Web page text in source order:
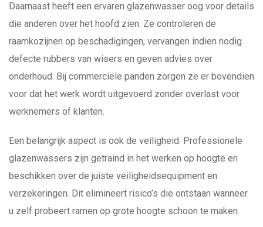
Daarnaast heeft een ervaren glazenwasser oog voor details
die anderen over het hoofd zien. Ze controleren de
raamkozijnen op beschadigingen, vervangen indien nodig
defecte rubbers van wisers en geven advies over
onderhoud. Bij commerciële panden zorgen ze er bovendien
voor dat het werk wordt uitgevoerd zonder overlast voor
werknemers of klanten.
Een belangrijk aspect is ook de veiligheid. Professionele
glazenwassers zijn getraind in het werken op hoogte en
beschikken over de juiste veiligheidsequipment en
verzekeringen. Dit elimineert risico’s die ontstaan wanneer
u zelf probeert ramen op grote hoogte schoon te maken.